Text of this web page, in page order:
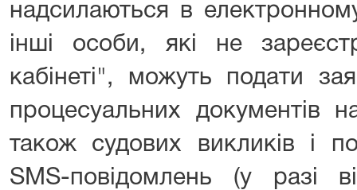
надсилаються в
інші особи, які не
кабінеті", можуть подати
процесуальних документів
також судових викликів і
SMS-повідомлень (у разі